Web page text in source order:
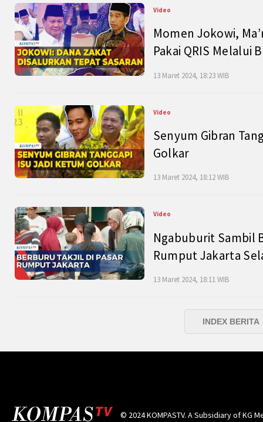
Video
Momen Jokowi,
Pakai QRIS Melalui
13 Maret 2024, 18:23 WIB
Video
Senyum Gibran
Golkar
13 Maret 2024, 18:12 WIB
Video
Ngabuburit Sambil
Rumput Jakarta
13 Maret 2024, 18:11 WIB
INDEX BERITA
© 2024 KOMPASTV. A Subsidiary ofKG